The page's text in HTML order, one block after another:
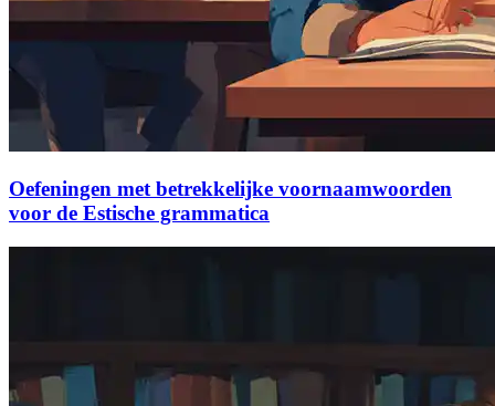
Oefeningen met betrekkelijke voornaamwoorden
voor de Estische grammatica